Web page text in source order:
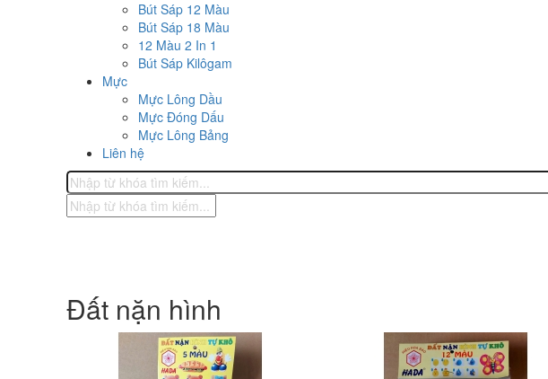
Bút Sáp 12 Màu
Bút Sáp 18 Màu
12 Màu 2 In 1
Bút Sáp Kilôgam
Mực
Mực Lông Dầu
Mực Đóng Dấu
Mực Lông Bảng
Liên hệ
Đất nặn hình